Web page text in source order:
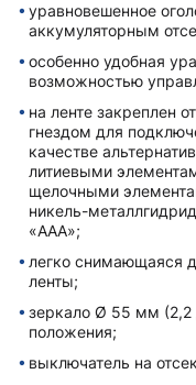
уравновешенное
аккумуляторным
особенно удобная
возможностью
на ленте закреплен
гнездом для
качестве
литиевыми
щелочными
никель-
«AAA»;
легко снимающаяся
ленты;
зеркало Ø 55 мм (2,2
положения;
выключатель на